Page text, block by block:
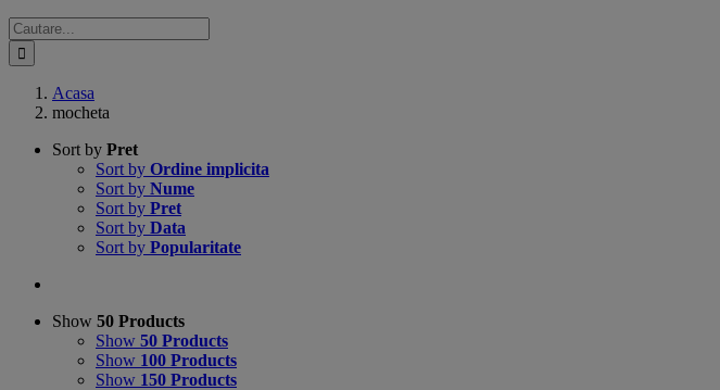
Cautare...
Acasa
mocheta
Sort by Pret
Sort by Ordine implicita
Sort by Nume
Sort by Pret
Sort by Data
Sort by Popularitate
Show 50 Products
Show 50 Products
Show 100 Products
Show 150 Products